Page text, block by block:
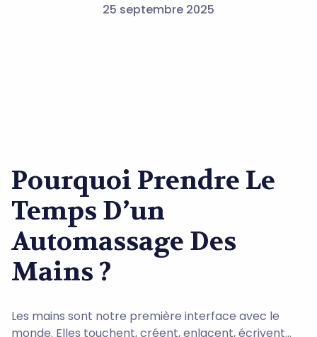
25 septembre 2025
Pourquoi Prendre Le
Temps D’un
Automassage Des
Mains ?
Les mains sont notre première interface avec le
monde. Elles touchent, créent, enlacent, écrivent…